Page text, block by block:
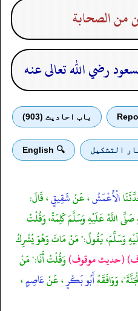
من الصحابة
باب احادیث (903)
التشكيل 🔍 English
الْأَعْمَشُ، عَنْشَقِيقٍ، قَالَ:
صَلَّى اللَّهُ عَلَيْهِ وَسَلَّمَ كَلِمَةً، وَقُلْتُ
وَسَلَّمَ، يَقُولُ:" مَنْ مَاتَ وَهُوَ يُشْرِكُ
(حديث موقوف)وَقُلْتُ أَنَا:" مَنْ
وَوَافَقَهُأَبُو بَكْرٍ، عَنْعَاصِمٍ،